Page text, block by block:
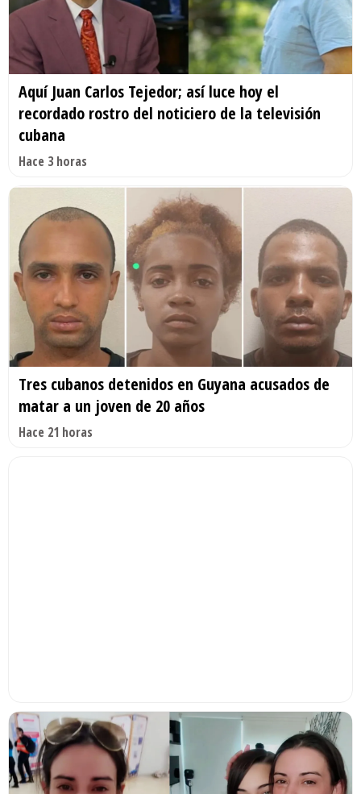
Aquí Juan Carlos Tejedor; así luce hoy el
recordado rostro del noticiero de la televisión
cubana
Hace 3 horas
Tres cubanos detenidos en Guyana acusados de
matar a un joven de 20 años
Hace 21 horas